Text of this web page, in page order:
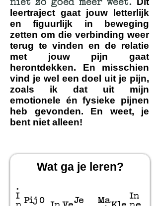
leertraject gaat jouw letterlijk
en figuurlijk in beweging
zetten om die verbinding weer
terug te vinden en de relatie
met jouw pijn gaat
herontdekken. En misschien
vind je wel een doel uit je pijn,
zoals ik dat uit mijn
emotionele én fysieke pijnen
heb gevonden. En weet, je
bent niet alleen!
Wat ga je leren?
.
I Pij O
Je
Ma
In